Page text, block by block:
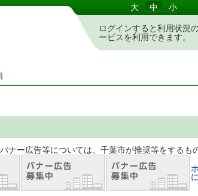
大 中 小
ログインすると利用状況
ービスを利用できます。
、千葉市が推奨等をするものでは